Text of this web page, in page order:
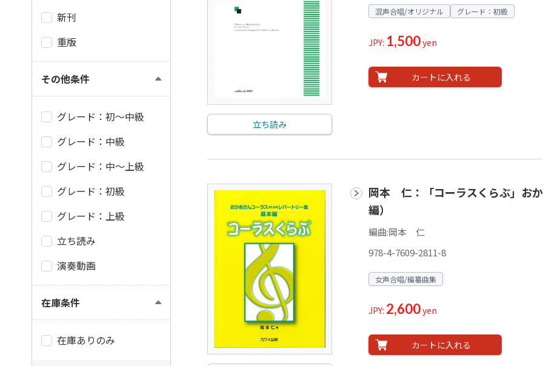
立ち読み
混声合唱/オリジナル グレード：初級
JPY: 1,500yen
カートに入れる
岡本 仁：「コーラスくらぶ」お
編）
編曲:岡本 仁
978-4-7609-2811-8
女声合唱/編纂曲集
JPY: 2,600yen
カートに入れる
新刊
重版
その他条件
グレード：初～中級
グレード：中級
グレード：中～上級
グレード：初級
グレード：上級
立ち読み
演奏動画
在庫条件
在庫ありのみ